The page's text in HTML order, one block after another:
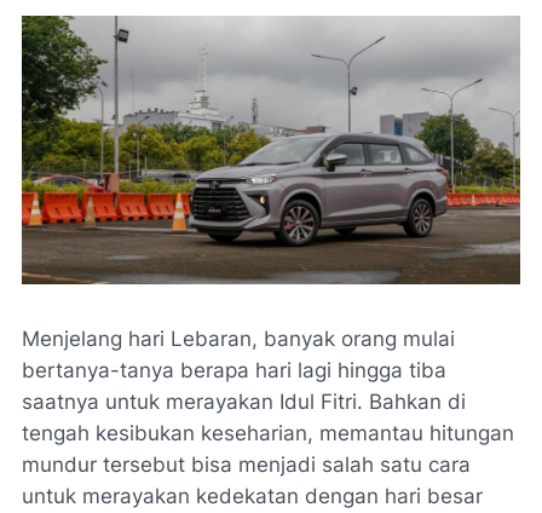
Menjelang hari Lebaran, banyak orang mulai
bertanya-tanya berapa hari lagi hingga tiba
saatnya untuk merayakan Idul Fitri. Bahkan di
tengah kesibukan keseharian, memantau hitungan
mundur tersebut bisa menjadi salah satu cara
untuk merayakan kedekatan dengan hari besar